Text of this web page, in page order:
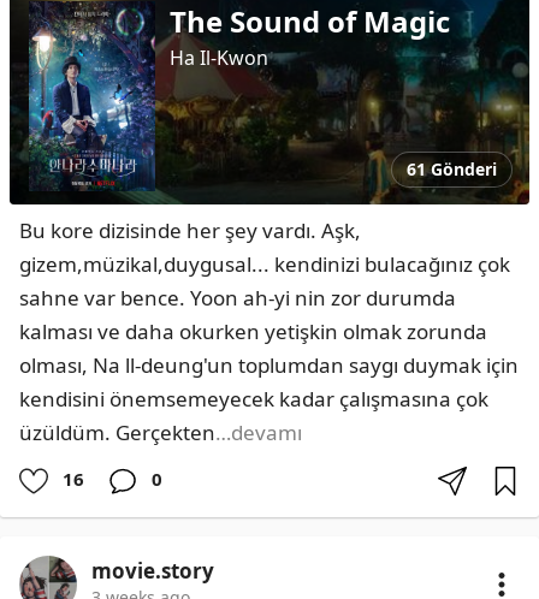
The Sound of Magic
Ha Il-Kwon
61 Gönderi
Bu kore dizisinde her şey vardı. Aşk,
gizem,müzikal,duygusal... kendinizi bulacağınız çok
sahne var bence. Yoon ah-yi nin zor durumda
kalması ve daha okurken yetişkin olmak zorunda
olması, Na ll-deung'un toplumdan saygı duymak için
kendisini önemsemeyecek kadar çalışmasına çok
üzüldüm. Gerçekten…devamı
16 0
movie.story